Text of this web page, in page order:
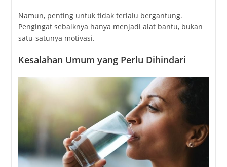
Namun, penting untuk tidak terlalu bergantung.
Pengingat sebaiknya hanya menjadi alat bantu, bukan
satu-satunya motivasi.
Kesalahan Umum yang Perlu Dihindari